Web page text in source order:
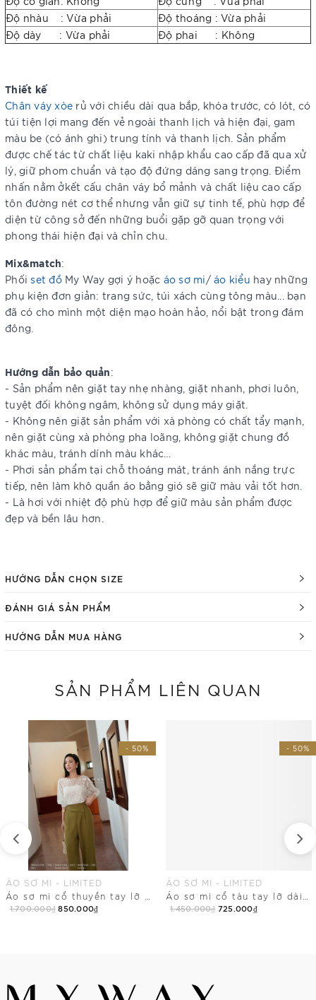
Độ nhàu : Vừa phải
Độ thoáng : Vừa phải
Độ dày : Vừa phải
Độ phai : Không
Thiết kế
Chân váy xòe rủ với chiều dài qua bắp, khóa trước, có lót, có
túi tiện lợi mang đến vẻ ngoài thanh lịch và hiện đại, gam
màu be (có ánh ghi) trung tính và thanh lịch. Sản phẩm
được chế tác từ chất liệu kaki nhập khẩu cao cấp đã qua xử
lý, giữ phom chuẩn và tạo độ đứng dáng sang trọng. Điểm
nhấn nằm ởkết cấu chân váy bổ mảnh và chất liệu cao cấp
tôn đường nét cơ thể nhưng vẫn giữ sự tinh tế, phù hợp để
diện từ công sở đến những buổi gặp gỡ quan trọng với
phong thái hiện đại và chỉn chu.
Mix&match:
Phốiset đồMy Way gợi ý hoặc áo sơ mi/ áo kiểu hay những
phụ kiện đơn giản: trang sức, túi xách cùng tông màu... bạn
đã có cho mình một diện mạo hoàn hảo, nổi bật trong đám
đông.
Hướng dẫn bảo quản:
- Sản phẩm nên giặt tay nhẹ nhàng, giặt nhanh, phơi luôn,
tuyệt đối không ngâm, không sử dụng máy giặt.
- Không nên giặt sản phẩm với xà phòng có chất tẩy mạnh,
nên giặt cùng xà phòng pha loãng, không giặt chung đồ
khác màu, tránh dính màu khác…
- Phơi sản phẩm tại chỗ thoáng mát, tránh ánh nắng trực
tiếp, nên làm khô quần áo bằng gió sẽ giữ màu vải tốt hơn.
- Là hơi với nhiệt độ phù hợp để giữ màu sản phẩm được
đẹp và bền lâu hơn.
HƯỚNG DẪN CHỌN SIZE
ĐÁNH GIÁ SẢN PHẨM
HƯỚNG DẪN MUA HÀNG
SẢN PHẨM LIÊN QUAN
- 50%
ÁO SƠ MI - LIMITED
1.700.000₫ 850.000₫
- 50%
ÁO SƠ MI - LIMITED
1.450.000₫ 725.000₫